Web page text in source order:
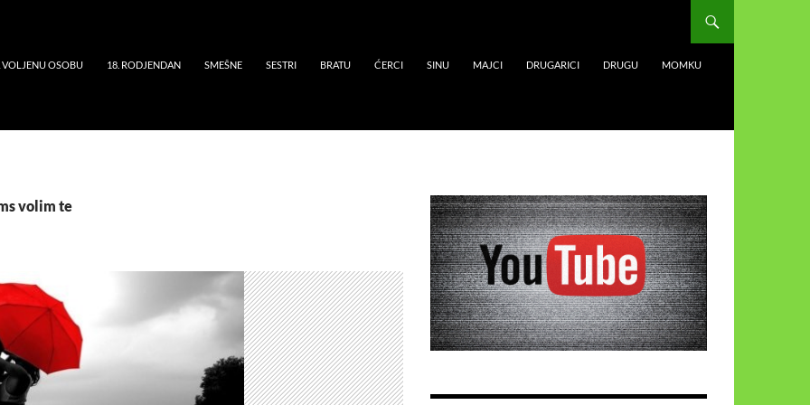
VOLJENU OSOBU 18. RODJENDAN SMEŠNE SESTRI BRATU ĆERCI SINU MAJCI DRUGARICI DRUGU MOMKU
volim te